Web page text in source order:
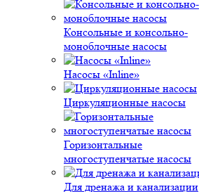
Консольные и консольно-
моноблочные насосы
Насосы «Inline»
Циркуляционные насосы
Горизонтальные
многоступенчатые насосы
Для дренажа и канализации